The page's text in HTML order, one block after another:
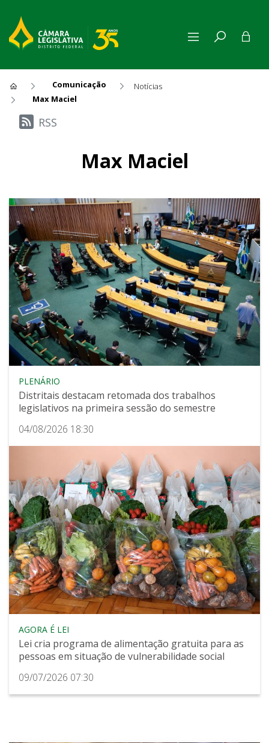
Comunicação
Notícias
Max Maciel
Últimas Notícias
RSS
Max Maciel
PLENÁRIO
Distritais destacam retomada dos trabalhos
legislativos na primeira sessão do semestre
04/08/2026 18:30
AGORA É LEI
Lei cria programa de alimentação gratuita para as
pessoas em situação de vulnerabilidade social
09/07/2026 07:30